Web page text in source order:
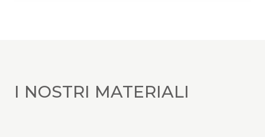
I NOSTRI MATERIALI